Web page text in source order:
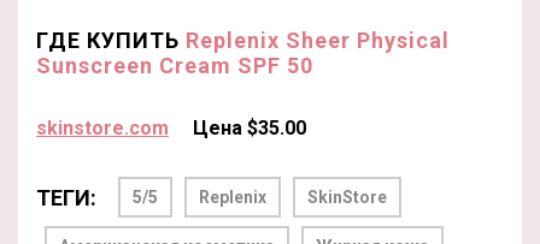
ГДЕ КУПИТЬ Replenix Sheer Physical
Sunscreen Cream SPF 50
skinstore.com Цена $35.00
ТЕГИ: 5/5 Replenix SkinStore